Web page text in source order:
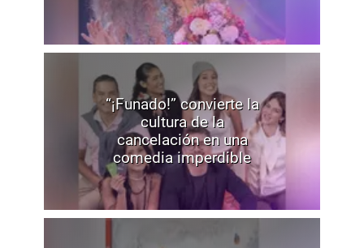
“¡Funado!” convierte la
cultura de la
cancelación en una
comedia imperdible